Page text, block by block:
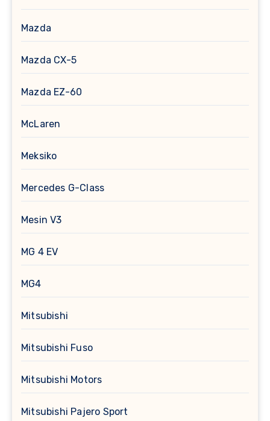
Mazda
Mazda CX-5
Mazda EZ-60
McLaren
Meksiko
Mercedes G-Class
Mesin V3
MG 4 EV
MG4
Mitsubishi
Mitsubishi Fuso
Mitsubishi Motors
Mitsubishi Pajero Sport